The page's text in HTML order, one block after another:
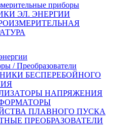
приборы
ЭЛ. ЭНЕРГИИ
/ Преобразователи
БЕСПЕРЕБОЙНОГО
НАПРЯЖЕНИЯ
ПЛАВНОГО ПУСКА
ПРЕОБРАЗОВАТЕЛИ